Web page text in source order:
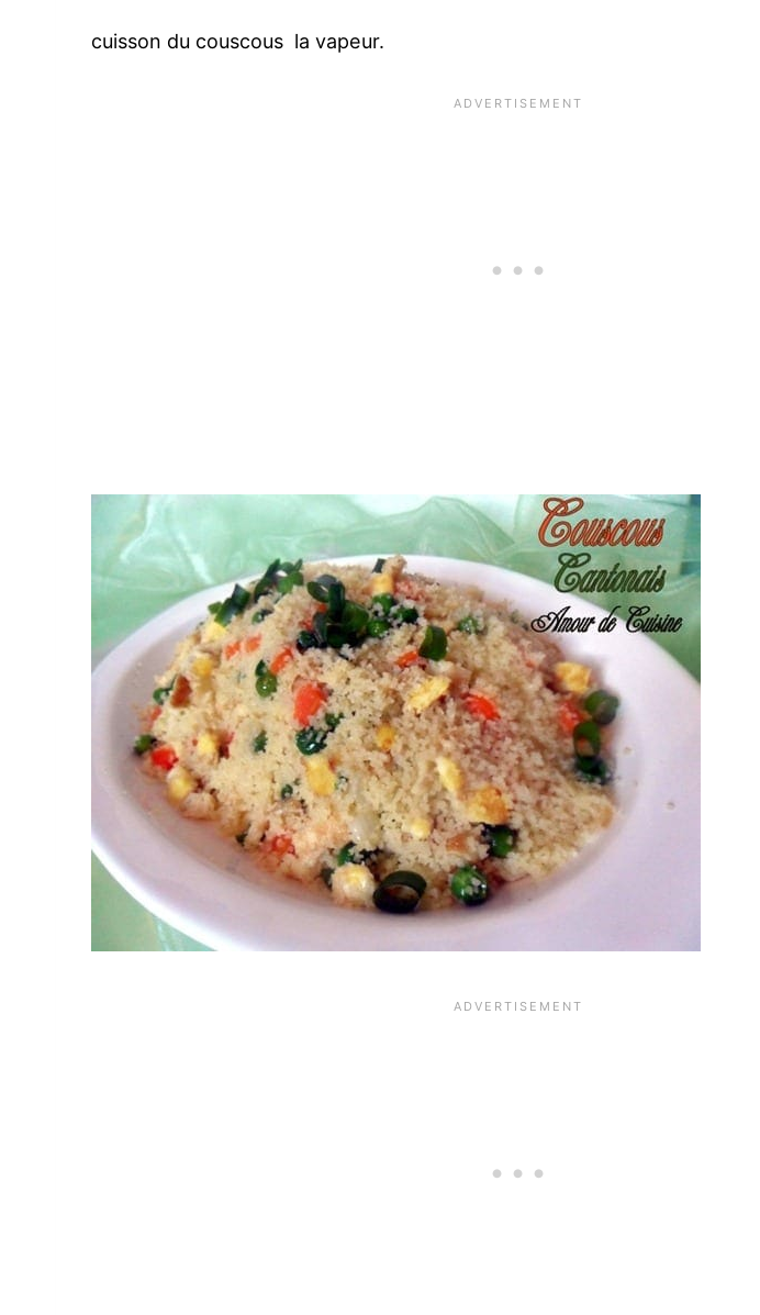
cuisson du couscous la vapeur.